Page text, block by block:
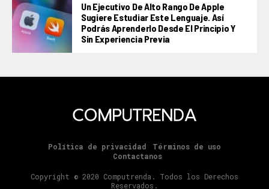
Un Ejecutivo De Alto Rango De Apple
Sugiere Estudiar Este Lenguaje. Así
Podrás Aprenderlo Desde El Principio Y
Sin Experiencia Previa
Política de privacidad
Términos de uso
Contactanos
Copyright © 2020 Computrenda. Todos los Derechos
Reservados.